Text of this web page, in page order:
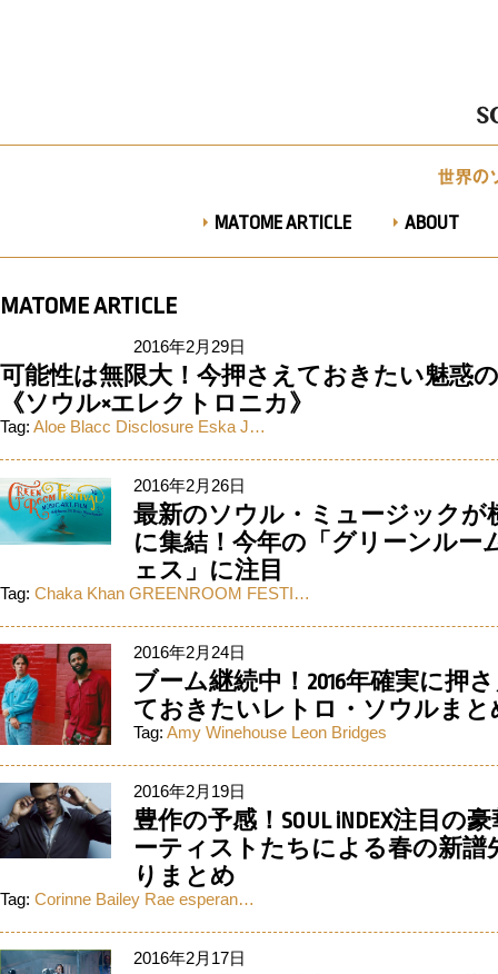
MATOME ARTICLE ABOUT
MATOME ARTICLE
2016年2月29日
可能性は無限大！今押さえておきたい魅惑の
《ソウル×エレクトロニカ》
Tag: Aloe Blacc Disclosure Eska J…
2016年2月26日
最新のソウル・ミュージックが
に集結！今年の「グリーンルー
ェス」に注目
Tag: Chaka Khan GREENROOM FESTI…
2016年2月24日
ブーム継続中！2016年確実に押
ておきたいレトロ・ソウルまと
Tag: Amy Winehouse Leon Bridges
2016年2月19日
豊作の予感！SOUL iNDEX注目の
ーティストたちによる春の新譜
りまとめ
Tag: Corinne Bailey Rae esperan…
2016年2月17日